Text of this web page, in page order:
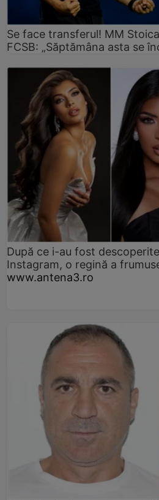
Se face transferul! MM
FCSB: „Săptămâna asta se
După ce i-au fost
Instagram, o regină a
www.antena3.ro